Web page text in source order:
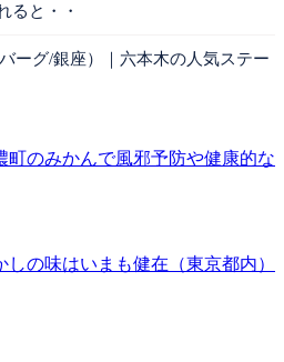
ると・・
ーグ/銀座）｜六本木の人気ステー
町のみかんで風邪予防や健康的な
の味はいまも健在（東京都内）